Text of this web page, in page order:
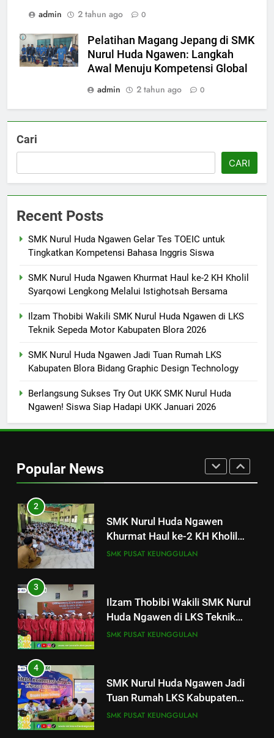
admin
2 tahun ago 0
Pelatihan Magang Jepang di SMK
Nurul Huda Ngawen: Langkah
Awal Menuju Kompetensi Global
admin
2 tahun ago 0
Cari
CARI
Recent Posts
SMK Nurul Huda Ngawen Gelar Tes TOEIC untuk
Tingkatkan Kompetensi Bahasa Inggris Siswa
SMK Nurul Huda Ngawen Khurmat Haul ke-2 KH Kholil
Syarqowi Lengkong Melalui Istighotsah Bersama
Ilzam Thobibi Wakili SMK Nurul Huda Ngawen di LKS
Teknik Sepeda Motor Kabupaten Blora 2026
SMK Nurul Huda Ngawen Jadi Tuan Rumah LKS
Kabupaten Blora Bidang Graphic Design Technology
Berlangsung Sukses Try Out UKK SMK Nurul Huda
Ngawen! Siswa Siap Hadapi UKK Januari 2026
Popular News
Berlangsung Sukses Try Out
UKK SMK Nurul Huda Ngawen!
Siswa Siap Hadapi UKK Januari
Laporan Rekapitulasi
7
SMK Nurul Huda Ngawen Awali
Semangat dan Prestasi Baru
SMK PUSAT KEUNGGULAN
8
Sukses! EKKS SMK Nurul Huda
Ngawen Digelar dengan
Semangat Meningkatkan Mutu
SMK PUSAT KEUNGGULAN
1
Tes TOEIC untuk Tingkatkan
2
Syarqowi Lengkong Melalui
Istighotsah Bersama
SMK PUSAT KEUNGGULAN
3
Sepeda Motor Kabupaten Blora
2026
SMK PUSAT KEUNGGULAN
4
Blora Bidang Graphic Design
Technology
SMK PUSAT KEUNGGULAN
5
25
Pelatihan “Pembentukan dan